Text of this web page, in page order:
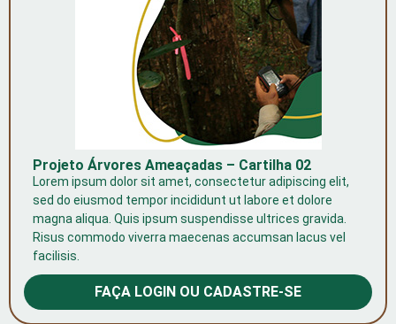
Projeto Árvores Ameaçadas – Cartilha 02
Lorem ipsum dolor sit amet, consectetur adipiscing elit,
sed do eiusmod tempor incididunt ut labore et dolore
magna aliqua. Quis ipsum suspendisse ultrices gravida.
Risus commodo viverra maecenas accumsan lacus vel
facilisis.
FAÇA LOGIN OU CADASTRE-SE